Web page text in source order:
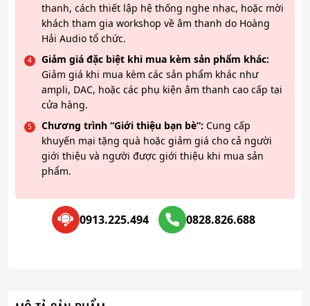
thanh, cách thiết lập hệ thống nghe nhạc, hoặc mời
khách tham gia workshop về âm thanh do Hoàng
Hải Audio tổ chức.
Giảm giá đặc biệt khi mua kèm sản phẩm khác:
Giảm giá khi mua kèm các sản phẩm khác như
ampli, DAC, hoặc các phụ kiện âm thanh cao cấp tại
cửa hàng.
Chương trình “Giới thiệu bạn bè”: Cung cấp
khuyến mại tặng quà hoặc giảm giá cho cả người
giới thiệu và người được giới thiệu khi mua sản
phẩm.
0913.225.494 0828.826.688